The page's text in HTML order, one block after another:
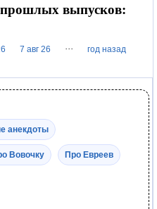
выпусков:
7 авг 26 ··· год назад
анекдоты
Вовочку Про Евреев